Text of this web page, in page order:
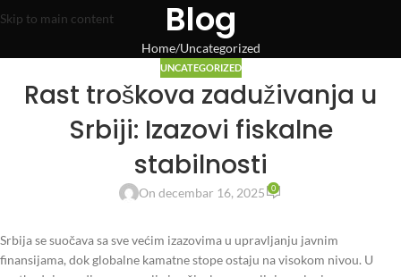
Skip to main content Blog
Home Uncategorized
UNCATEGORIZED
Rast troškova zaduživanja u
Srbiji: Izazovi fiskalne
stabilnosti
On decembar 16, 2025 0
Srbija se suočava sa sve većim izazovima u upravljanju javnim
finansijama, dok globalne kamatne stope ostaju na visokom nivou. U